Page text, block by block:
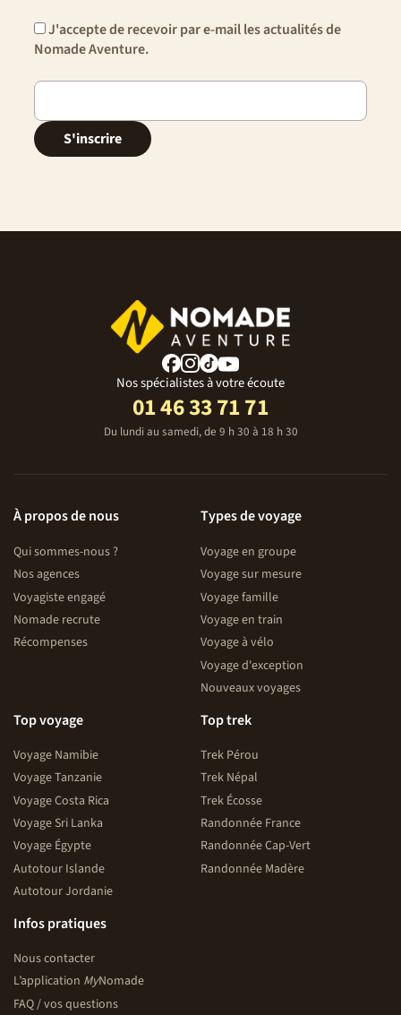
J'accepte de recevoir par e-mail les actualités de
Nomade Aventure.
S'inscrire
Nos spécialistes à votre écoute
01 46 33 71 71
Du lundi au samedi, de 9 h 30 à 18 h 30
À propos de nous
Qui sommes-nous ?
Nos agences
Voyagiste engagé
Nomade recrute
Récompenses
Types de voyage
Voyage en groupe
Voyage sur mesure
Voyage famille
Voyage en train
Voyage à vélo
Voyage d'exception
Nouveaux voyages
Top voyage
Voyage Namibie
Voyage Tanzanie
Voyage Costa Rica
Voyage Sri Lanka
Voyage Égypte
Autotour Islande
Autotour Jordanie
Top trek
Trek Pérou
Trek Népal
Trek Écosse
Randonnée France
Randonnée Cap-Vert
Randonnée Madère
Infos pratiques
Nous contacter
L’application MyNomade
FAQ / vos questions